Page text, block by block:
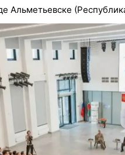
Альметьевске